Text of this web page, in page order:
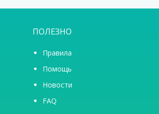
ПОЛЕЗНО
Правила
Помощь
Новости
FAQ